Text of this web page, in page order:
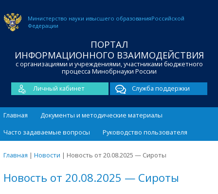
Министерство науки ивысшего образованияРоссийской
Федерации
ПОРТАЛ
ИНФОРМАЦИОННОГО ВЗАИМОДЕЙСТВИЯ
с организациями и учреждениями, участниками бюджетного
процесса Минобрнауки России
Личный кабинет
Служба поддержки
Главная
Документы и методические материалы
Часто задаваемые вопросы
Руководство пользователя
Главная | Новости | Новость от 20.08.2025 — Сироты
Новость от 20.08.2025 — Сироты